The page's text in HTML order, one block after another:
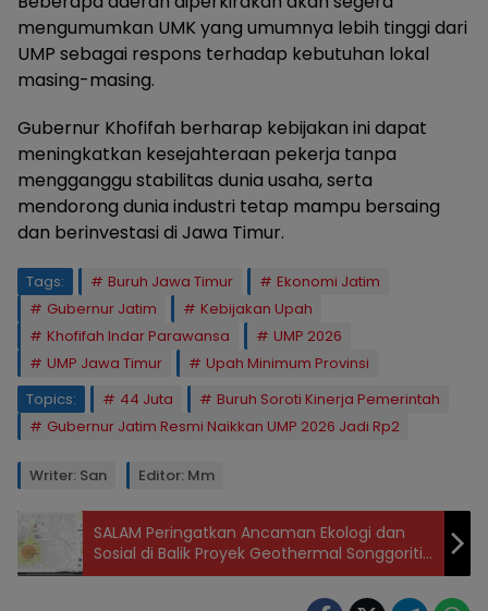
mengumumkan UMK yang umumnya lebih tinggi dari
UMP sebagai respons terhadap kebutuhan lokal
masing-masing.
Gubernur Khofifah berharap kebijakan ini dapat
meningkatkan kesejahteraan pekerja tanpa
mengganggu stabilitas dunia usaha, serta
mendorong dunia industri tetap mampu bersaing
dan berinvestasi di Jawa Timur.
Tags: Buruh Jawa Timur
Ekonomi Jatim
Gubernur Jatim
Kebijakan Upah
Khofifah Indar Parawansa
UMP 2026
UMP Jawa Timur
Upah Minimum Provinsi
Topics:
44 Juta
Buruh Soroti Kinerja Pemerintah
Gubernur Jatim Resmi Naikkan UMP 2026 Jadi Rp2
Writer: San Editor: Mm
SALAM Peringatkan Ancaman Ekologi dan
Sosial di Balik Proyek Geothermal Songgoriti–
Arjuno Welirang